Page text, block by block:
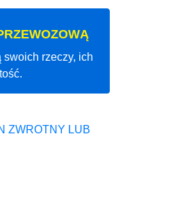
rzeczy, ich
ZWROTNY LUB